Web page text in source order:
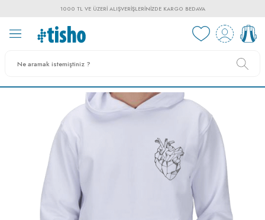
1000 TL VE ÜZERI ALIŞVERIŞLERINIZDE KARGO BEDAVA